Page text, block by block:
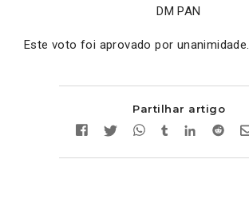
DM PAN
Este voto foi aprovado por unanimidade.
Partilhar artigo